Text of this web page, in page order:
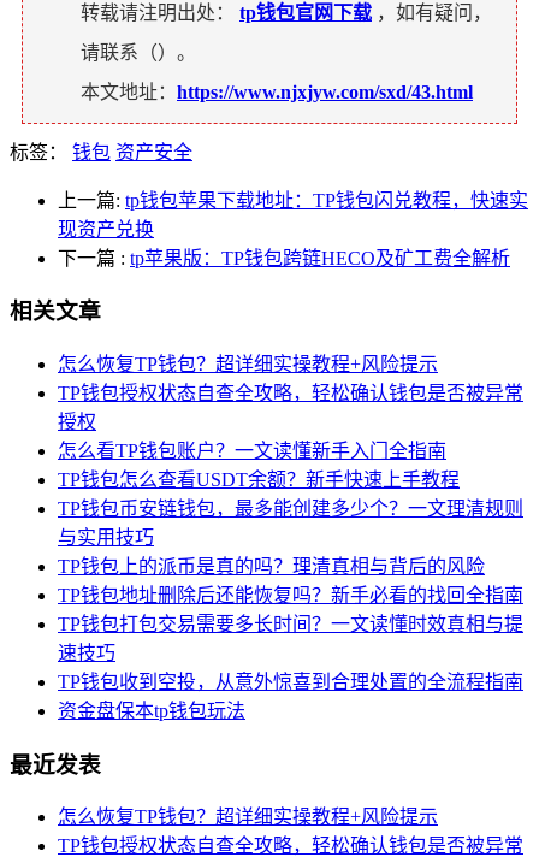
转载请注明出处： tp钱包官网下载 ，如有疑问，
请联系（）。
本文地址： https://www.njxjyw.com/sxd/43.html
标签： 钱包 资产安全
上一篇: tp钱包苹果下载地址：TP钱包闪兑教程，快速实
现资产兑换
下一篇 : tp苹果版：TP钱包跨链HECO及矿工费全解析
相关文章
怎么恢复TP钱包？超详细实操教程+风险提示
TP钱包授权状态自查全攻略，轻松确认钱包是否被异常
授权
怎么看TP钱包账户？一文读懂新手入门全指南
TP钱包怎么查看USDT余额？新手快速上手教程
TP钱包币安链钱包，最多能创建多少个？一文理清规则
与实用技巧
TP钱包上的派币是真的吗？理清真相与背后的风险
TP钱包地址删除后还能恢复吗？新手必看的找回全指南
TP钱包打包交易需要多长时间？一文读懂时效真相与提
速技巧
TP钱包收到空投，从意外惊喜到合理处置的全流程指南
资金盘保本tp钱包玩法
最近发表
怎么恢复TP钱包？超详细实操教程+风险提示
TP钱包授权状态自查全攻略，轻松确认钱包是否被异常